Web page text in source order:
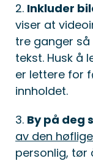
2. Inkluder
viser at
tre ganger
tekst. Husk å
er lettere for
innholdet.
3. By på deg
av den
personlig, tør